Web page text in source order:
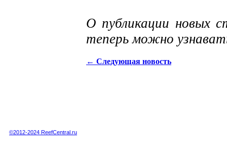
О публикации новых
теперь можно
← Следующая новость
©2012-2024 ReefCentral.ru